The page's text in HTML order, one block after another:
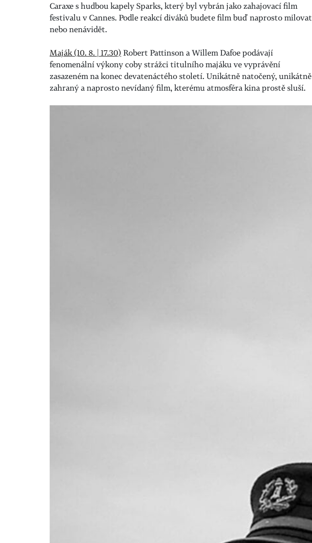
Caraxe s hudbou kapely Sparks, který byl vybrán jako zahajovací film
festivalu v Cannes. Podle reakcí diváků budete film buď naprosto milovat
nebo nenávidět.
Maják (10. 8. | 17.30) Robert Pattinson a Willem Dafoe podávají
fenomenální výkony coby strážci titulního majáku ve vyprávění
zasazeném na konec devatenáctého století. Unikátně natočený, unikátně
zahraný a naprosto nevídaný film, kterému atmosféra kina prostě sluší.